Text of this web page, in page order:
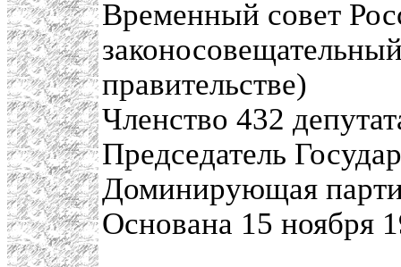
Временный совет
правительстве)
Членство 432
Председатель
Доминирующая
Основана 15 ноября